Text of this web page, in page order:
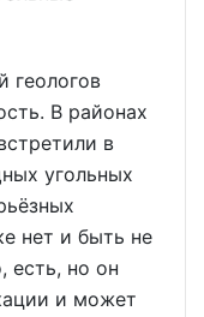
геологов
В районах
в
угольных
нет и быть не
есть, но он
и может